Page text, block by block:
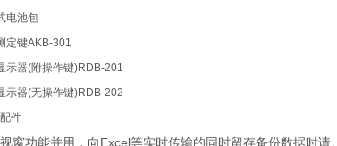
电池包
定键AKB-301
示器(附操作键)RDB-201
示器(无操作键)RDB-202
件
窗功能并用，向 Excel等实时传输的同时留存备份数据时请